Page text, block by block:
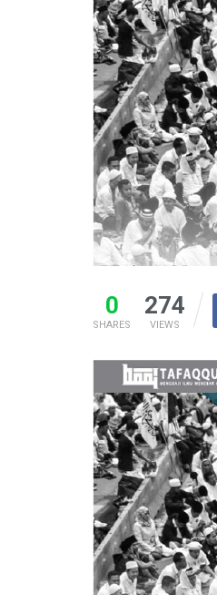
0
SHARES
274
VIEWS